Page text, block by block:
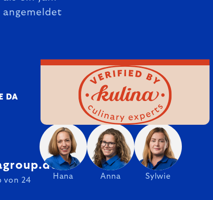
angemeldet
DA
Hana Anna Sylwie
von 24